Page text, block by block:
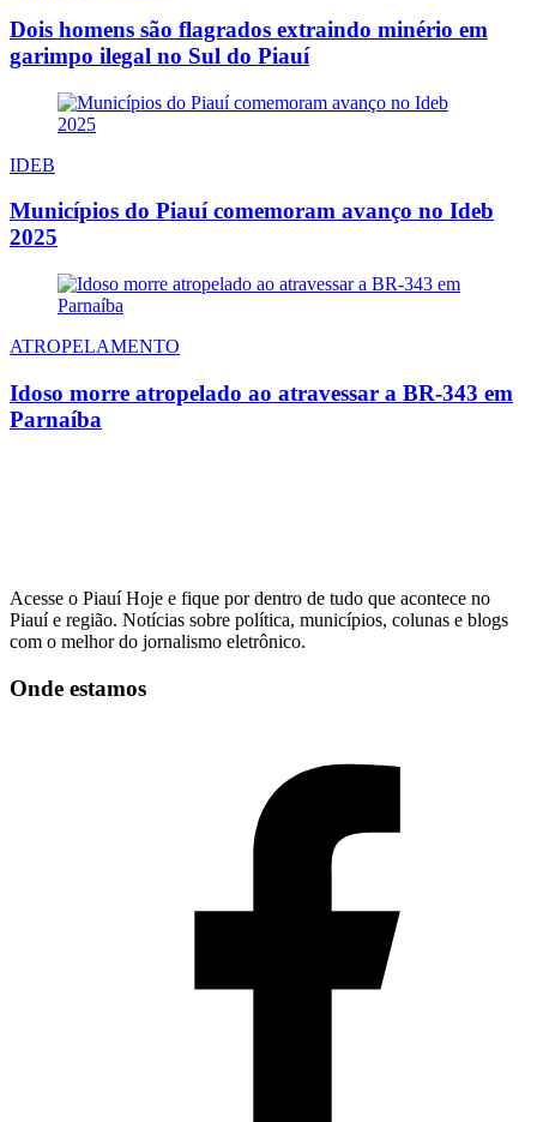
Dois homens são flagrados extraindo minério em
garimpo ilegal no Sul do Piauí
IDEB
Municípios do Piauí comemoram avanço no Ideb
2025
ATROPELAMENTO
Idoso morre atropelado ao atravessar a BR-343 em
Parnaíba
Acesse o Piauí Hoje e fique por dentro de tudo que acontece no
Piauí e região. Notícias sobre política, municípios, colunas e blogs
com o melhor do jornalismo eletrônico.
Onde estamos